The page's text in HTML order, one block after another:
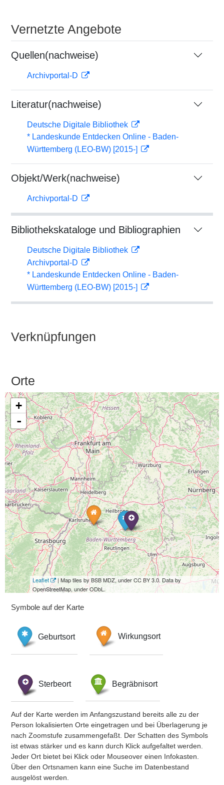
Vernetzte Angebote
Quellen(nachweise)
Archivportal-D
Literatur(nachweise)
Deutsche Digitale Bibliothek
* Landeskunde Entdecken Online - Baden-
Württemberg (LEO-BW) [2015-]
Objekt/Werk(nachweise)
Archivportal-D
Bibliothekskataloge und Bibliographien
Deutsche Digitale Bibliothek
Archivportal-D
* Landeskunde Entdecken Online - Baden-
Württemberg (LEO-BW) [2015-]
Verknüpfungen
Orte
+
-
Leaflet
| Map tiles by BSB MDZ, under CC BY 3.0. Data by
OpenStreetMap, under ODbL.
Symbole auf der Karte
Geburtsort Wirkungsort
Sterbeort Begräbnisort
Auf der Karte werden im Anfangszustand bereits alle zu der
Person lokalisierten Orte eingetragen und bei Überlagerung je
nach Zoomstufe zusammengefaßt. Der Schatten des Symbols
ist etwas stärker und es kann durch Klick aufgefaltet werden.
Jeder Ort bietet bei Klick oder Mouseover einen Infokasten.
Über den Ortsnamen kann eine Suche im Datenbestand
ausgelöst werden.